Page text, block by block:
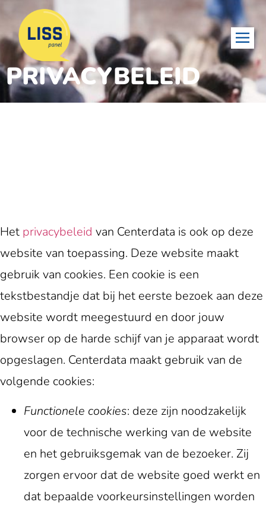
PRIVACYBELEID
Het privacybeleid van Centerdata is ook op deze
website van toepassing. Deze website maakt
gebruik van cookies. Een cookie is een
tekstbestandje dat bij het eerste bezoek aan deze
website wordt meegestuurd en door jouw
browser op de harde schijf van je apparaat wordt
opgeslagen. Centerdata maakt gebruik van de
volgende cookies:
Functionele cookies: deze zijn noodzakelijk
voor de technische werking van de website
en het gebruiksgemak van de bezoeker. Zij
zorgen ervoor dat de website goed werkt en
dat bepaalde voorkeursinstellingen worden